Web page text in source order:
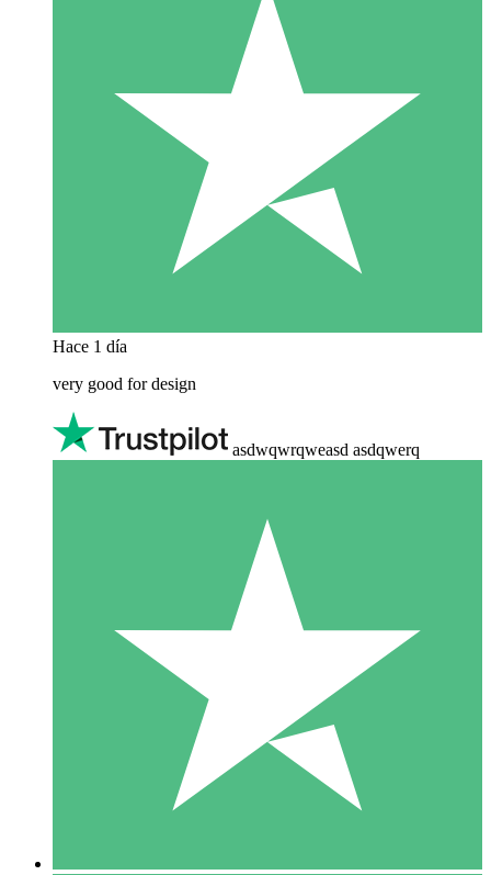
Hace 1 día
very good for design
asdwqwrqweasd asdqwerq